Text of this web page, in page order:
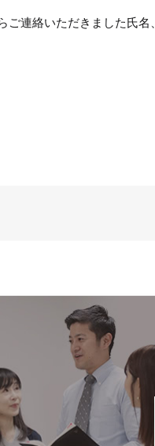
ご連絡いただきました氏名